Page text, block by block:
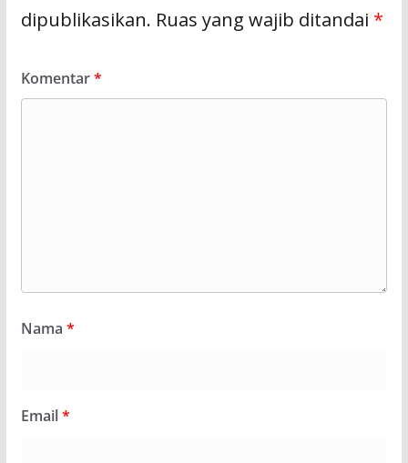
dipublikasikan. Ruas yang wajib ditandai *
Komentar*
Nama *
Email*